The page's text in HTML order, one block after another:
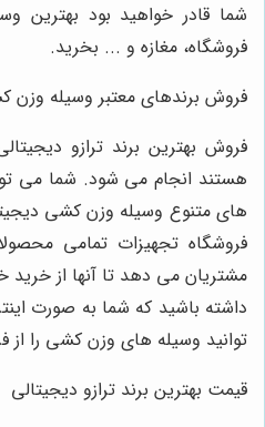
شما قادر خواهید بود بهترین
فروشگاه، مغازه و ... بخرید.
فروش برندهای معتبر وسیله وزن
فروش بهترین برند ترازو
هستند انجام می شود. شما می
های متنوع وسیله وزن کشی
فروشگاه تجهیزات تمامی
مشتریان می دهد تا آنها از
داشته باشید که شما به صورت
توانید وسیله های وزن کشی را از
قیمت بهترین برند ترازو دیجیتالی